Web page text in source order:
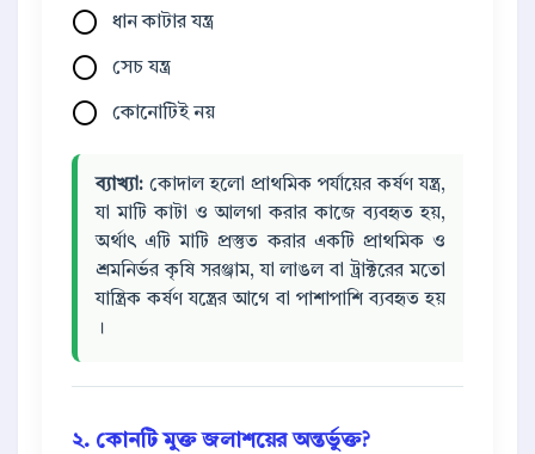
ধান কাটার যন্ত্র
সেচ যন্ত্র
কোনোটিই নয়
ব্যাখ্যা: কোদাল হলো প্রাথমিক পর্যায়ের কর্ষণ যন্ত্র,
যা মাটি কাটা ও আলগা করার কাজে ব্যবহৃত হয়,
অর্থাৎ এটি মাটি প্রস্তুত করার একটি প্রাথমিক ও
শ্রমনির্ভর কৃষি সরঞ্জাম, যা লাঙল বা ট্রাক্টরের মতো
যান্ত্রিক কর্ষণ যন্ত্রের আগে বা পাশাপাশি ব্যবহৃত হয়
।
২. কোনটি মুক্ত জলাশয়ের অন্তর্ভুক্ত?